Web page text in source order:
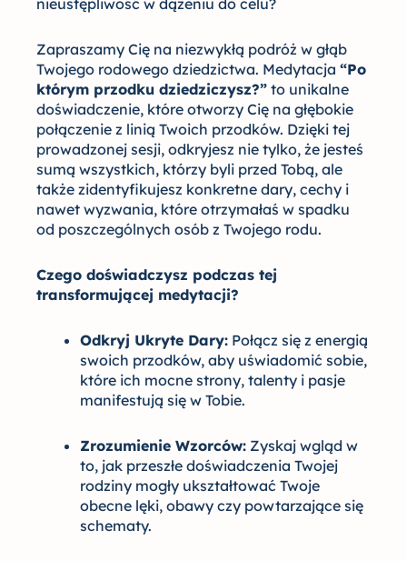
nieustępliwość w dążeniu do celu?
Zapraszamy Cię na niezwykłą podróż w głąb
Twojego rodowego dziedzictwa. Medytacja “Po
którym przodku dziedziczysz?” to unikalne
doświadczenie, które otworzy Cię na głębokie
połączenie z linią Twoich przodków. Dzięki tej
prowadzonej sesji, odkryjesz nie tylko, że jesteś
sumą wszystkich, którzy byli przed Tobą, ale
także zidentyfikujesz konkretne dary, cechy i
nawet wyzwania, które otrzymałaś w spadku
od poszczególnych osób z Twojego rodu.
Czego doświadczysz podczas tej
transformującej medytacji?
Odkryj Ukryte Dary: Połącz się z energią
swoich przodków, aby uświadomić sobie,
które ich mocne strony, talenty i pasje
manifestują się w Tobie.
Zrozumienie Wzorców: Zyskaj wgląd w
to, jak przeszłe doświadczenia Twojej
rodziny mogły ukształtować Twoje
obecne lęki, obawy czy powtarzające się
schematy.